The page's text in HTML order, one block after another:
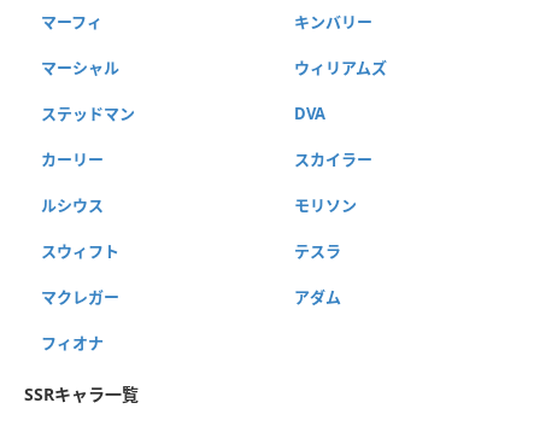
マーフィ キンバリー
マーシャル ウィリアムズ
ステッドマン DVA
カーリー スカイラー
ルシウス モリソン
スウィフト テスラ
マクレガー アダム
フィオナ
SSRキャラ一覧